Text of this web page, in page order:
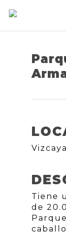
Vizcaya
Tiene
de